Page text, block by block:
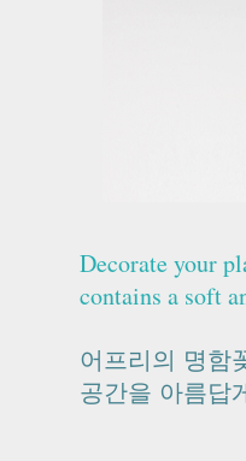
Decorate your
contains a soft
어프리의 명함
공간을 아름답